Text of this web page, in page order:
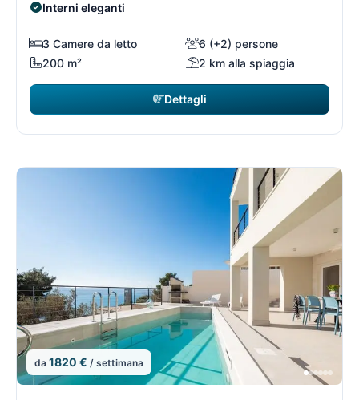
Interni eleganti
3 Camere da letto
6 (+2) persone
200 m²
2 km alla spiaggia
Dettagli
da 1820 € / settimana